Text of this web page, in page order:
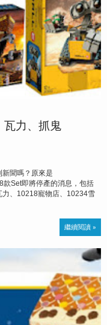
瓦力、抓鬼
聞嗎？原來是
Set即將停產的消息，包括
、10218寵物店、10234雪
繼續閱讀 »